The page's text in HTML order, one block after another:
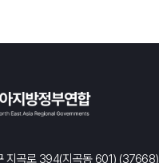
지곡로 394(지곡동 601) (37668)